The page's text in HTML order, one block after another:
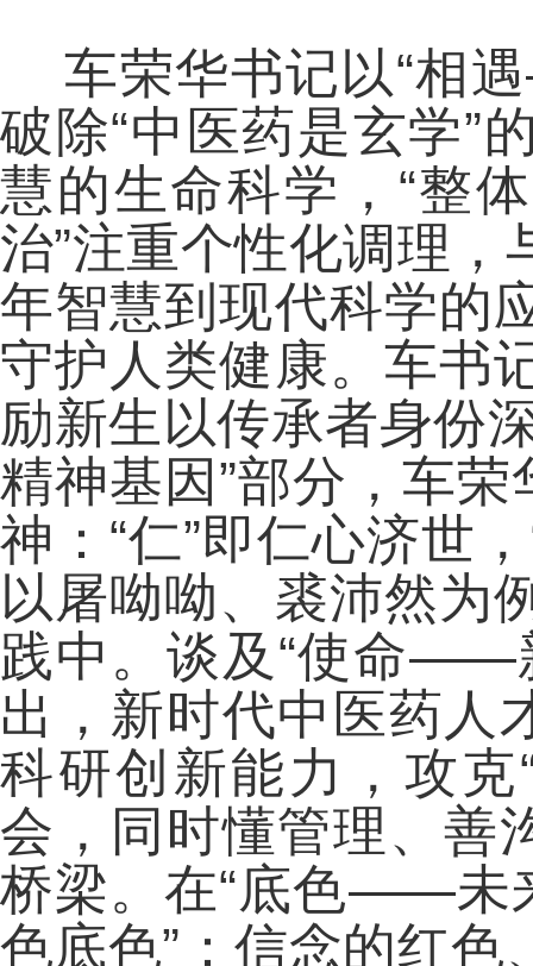
车荣华书记以“相
破除“中医药是玄学”
慧的生命科学，“整
治”注重个性化调理
年智慧到现代科学的
守护人类健康。车书
励新生以传承者身份
精神基因”部分，车
神：“仁”即仁心济世
以屠呦呦、裘沛然为
践中。谈及“使命——
出，新时代中医药人
科研创新能力，攻
会，同时懂管理、善
桥梁。在“底色——未
色底色”：信念的红